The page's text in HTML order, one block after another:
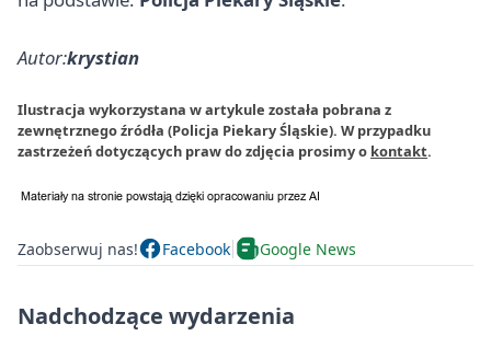
Autor:krystian
Ilustracja wykorzystana w artykule została pobrana z
zewnętrznego źródła (Policja Piekary Śląskie). W przypadku
zastrzeżeń dotyczących praw do zdjęcia prosimy o kontakt.
Zaobserwuj nas! Facebook Google News
Nadchodzące wydarzenia